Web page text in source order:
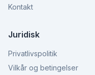
Kontakt
Juridisk
Privatlivspolitik
Vilkår og betingelser